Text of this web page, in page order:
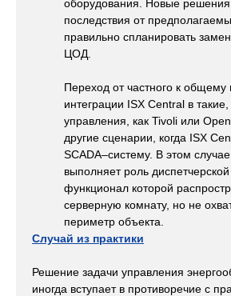
оборудования. Новые решения
последствия от
правильно спланировать
ЦОД.
Переход от частного к общему
интеграции ISX Central в
управления, как Tivoli или
другие сценарии, когда ISX
SCADA–систему. В этом
выполняет роль диспетчерской
функционал которой
серверную комнату, но не
периметр объекта.
Случай из практики
Решение задачи управления
иногда вступает в противоречие с